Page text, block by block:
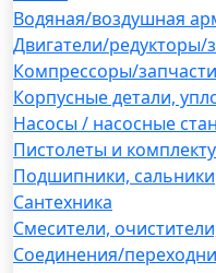
Водяная/воздушная
Двигатели/редукторы/
Компрессоры/запчасти
Корпусные детали,
Насосы / насосные
Пистолеты и
Подшипники, сальники
Сантехника
Смесители,
Соединения/